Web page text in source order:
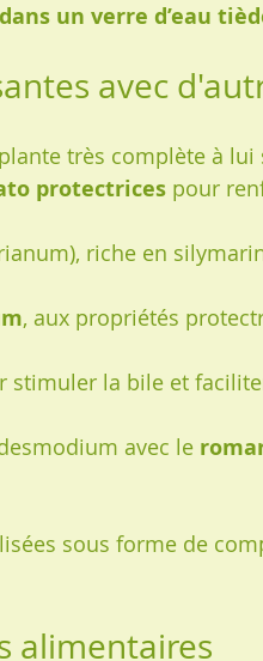
un verre d’eau
avec
très complète à lui
protectrices pour
riche en
, aux propriétés
stimuler la bile et
avec le
sous forme de
alimentaires